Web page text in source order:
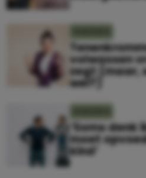
volwassen
zegt (maar,
wel?)
‘Soms
moet
kind’